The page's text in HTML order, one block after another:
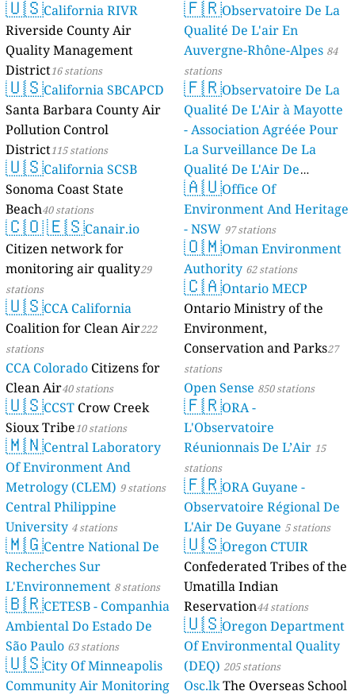
🇺🇸California RIVR
Riverside County Air
Quality Management
District16 stations
🇺🇸California SBCAPCD
Santa Barbara County Air
Pollution Control
District115 stations
🇺🇸California SCSB
Sonoma Coast State
Beach40 stations
🇨🇴🇪🇸Canair.io
Citizen network for
monitoring air quality29
stations
🇺🇸CCA California
Coalition for Clean Air222
stations
CCA Colorado Citizens for
Clean Air40 stations
🇺🇸CCST Crow Creek
Sioux Tribe10 stations
🇲🇳Central Laboratory
Of Environment And
Metrology (CLEM) 9 stations
Central Philippine
University 4 stations
🇲🇬Centre National De
Recherches Sur
L'Environnement 8 stations
🇧🇷CETESB - Companhia
Ambiental Do Estado De
São Paulo 63 stations
🇺🇸City Of Minneapolis
Community Air Monitoring
stations
🇫🇷Observatoire De La
Qualité De L'air En
Auvergne-Rhône-Alpes 84
stations
🇫🇷Observatoire De La
Qualité De L'Air à Mayotte
- Association Agréée Pour
La Surveillance De La
Qualité De L'Air De
Mayotte 4 stations
🇦🇺Office Of
Environment And Heritage
- NSW 97 stations
🇴🇲Oman Environment
Authority 62 stations
🇨🇦Ontario MECP
Ontario Ministry of the
Environment,
Conservation and Parks27
stations
Open Sense 850 stations
🇫🇷ORA -
L'Observatoire
Réunionnais De L’Air 15
stations
🇫🇷ORA Guyane -
Observatoire Régional De
L'Air De Guyane 5 stations
🇺🇸Oregon CTUIR
Confederated Tribes of the
Umatilla Indian
Reservation44 stations
🇺🇸Oregon Department
Of Environmental Quality
(DEQ) 205 stations
Osc.lkThe Overseas School